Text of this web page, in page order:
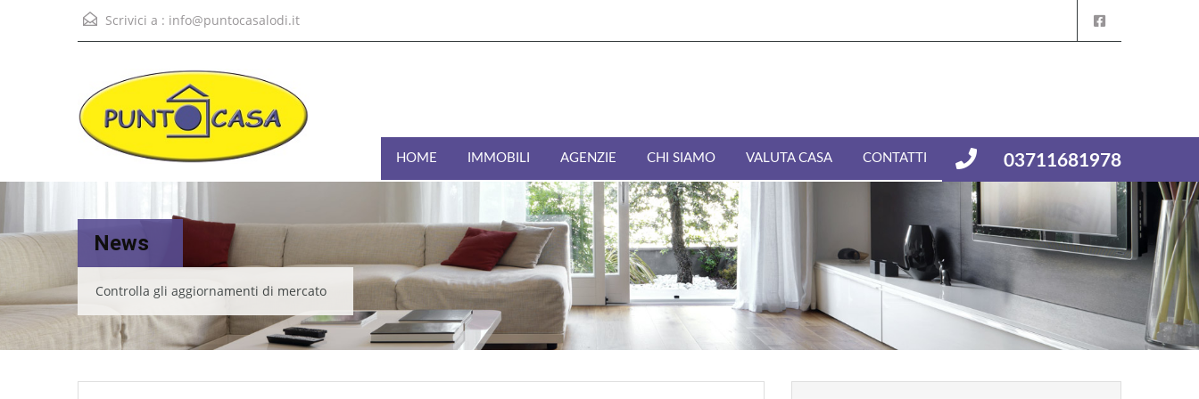
Scrivici a : info@puntocasalodi.it
03711681978
HOME IMMOBILI AGENZIE CHI SIAMO VALUTA CASA CONTATTI
News
Controlla gli aggiornamenti di mercato